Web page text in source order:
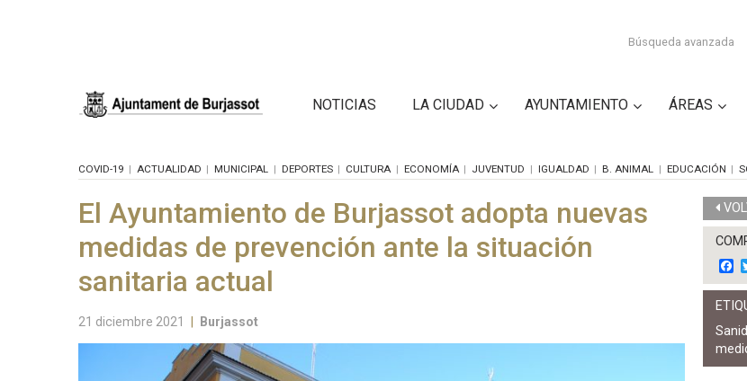
Búsqueda avanzada
NOTICIAS LA CIUDAD AYUNTAMIENTO ÁREAS
COVID-19 ACTUALIDAD MUNICIPAL DEPORTES CULTURA ECONOMÍA JUVENTUD IGUALDAD B. ANIMAL EDUCACIÓN
El Ayuntamiento de Burjassot adopta nuevas
medidas de prevención ante la situación
sanitaria actual
21 diciembre 2021 Burjassot
F
a
c
e
b
o
o
k